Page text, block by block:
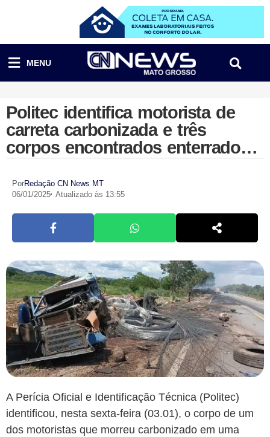
MENU
Politec identifica motorista de
carreta carbonizada e três
corpos encontrados enterrados
em Várzea Grande
PorRedação CN News MT
06/01/2025 Atualizado às 13:55
A Perícia Oficial e Identificação Técnica (Politec)
identificou, nesta sexta-feira (03.01), o corpo de um
dos motoristas que morreu carbonizado em uma